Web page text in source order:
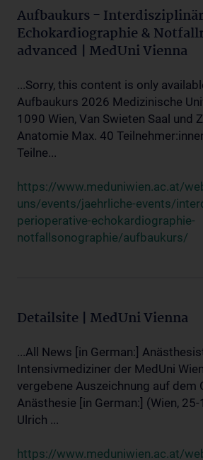
Aufbaukurs -
Echokardiographie &
advanced | MedUni Vienna
...Sorry, this content is only
Aufbaukurs 2026 Medizinische
1090 Wien, Van Swieten Saal und
Anatomie Max. 40
Teilne...
https://www.meduniwien.ac.at/
uns/events/jaehrliche-events/
perioperative-echokardiographie-
notfallsonographie/aufbaukurs/
Detailsite | MedUni Vienna
...All News [in German:]
Intensivmediziner der MedUni
vergebene Auszeichnung auf dem
Anästhesie [in German:] (Wien,
Ulrich ...
https://www.meduniwien.ac.at/